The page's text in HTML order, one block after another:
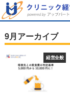
9月アーカイブ
経営全般